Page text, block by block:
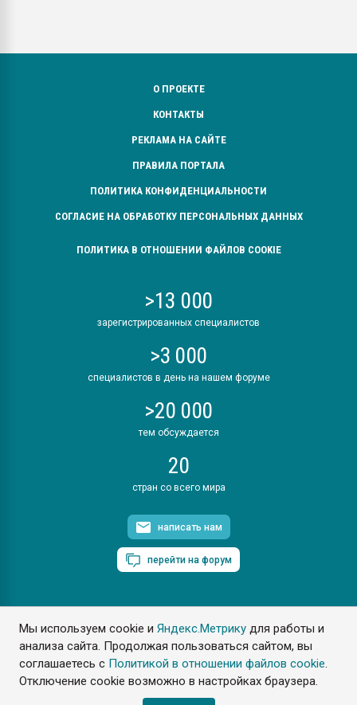
Мы используем cookie иЯндекс.Метрику для работы и
анализа сайта. Продолжая пользоваться сайтом, вы
соглашаетесь с Политикой в отношении файлов cookie.
Отключение cookie возможно в настройках браузера.
О ПРОЕКТЕ
КОНТАКТЫ
РЕКЛАМА НА САЙТЕ
ПРАВИЛА ПОРТАЛА
ПОЛИТИКА КОНФИДЕНЦИАЛЬНОСТИ
СОГЛАСИЕ НА ОБРАБОТКУ ПЕРСОНАЛЬНЫХ ДАННЫХ
ПОЛИТИКА В ОТНОШЕНИИ ФАЙЛОВ COOKIE
>13 000
зарегистрированных специалистов
>3 000
специалистов в день на нашем форуме
>20 000
тем обсуждается
20
стран со всего мира
написать нам
перейти на форум
ПластЭксперт © 2006. Все права защищены
Разрешается копирование материалов сайта с обязательной
ссылкой на www.e-plastic.ru
Разработка сайта